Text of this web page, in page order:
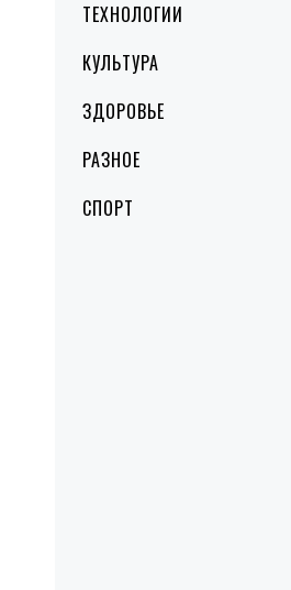
ТЕХНОЛОГИИ
КУЛЬТУРА
ЗДОРОВЬЕ
РАЗНОЕ
СПОРТ